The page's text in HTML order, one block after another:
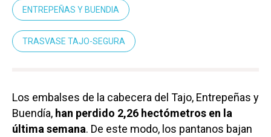
ENTREPEÑAS Y BUENDIA
TRASVASE TAJO-SEGURA
Los embalses de la cabecera del Tajo, Entrepeñas y
Buendía, han perdido 2,26 hectómetros en la
última semana. De este modo, los pantanos bajan